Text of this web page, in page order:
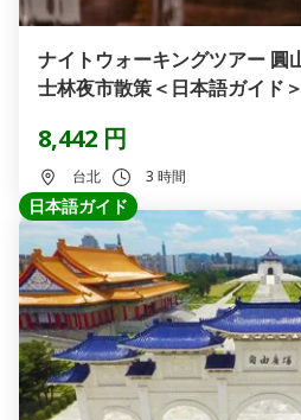
ナイトウォーキングツアー 圓山大飯店ミートバーと
士林夜市散策＜日本語ガイド＞
8,442 円
台北 3 時間
日本語ガイド